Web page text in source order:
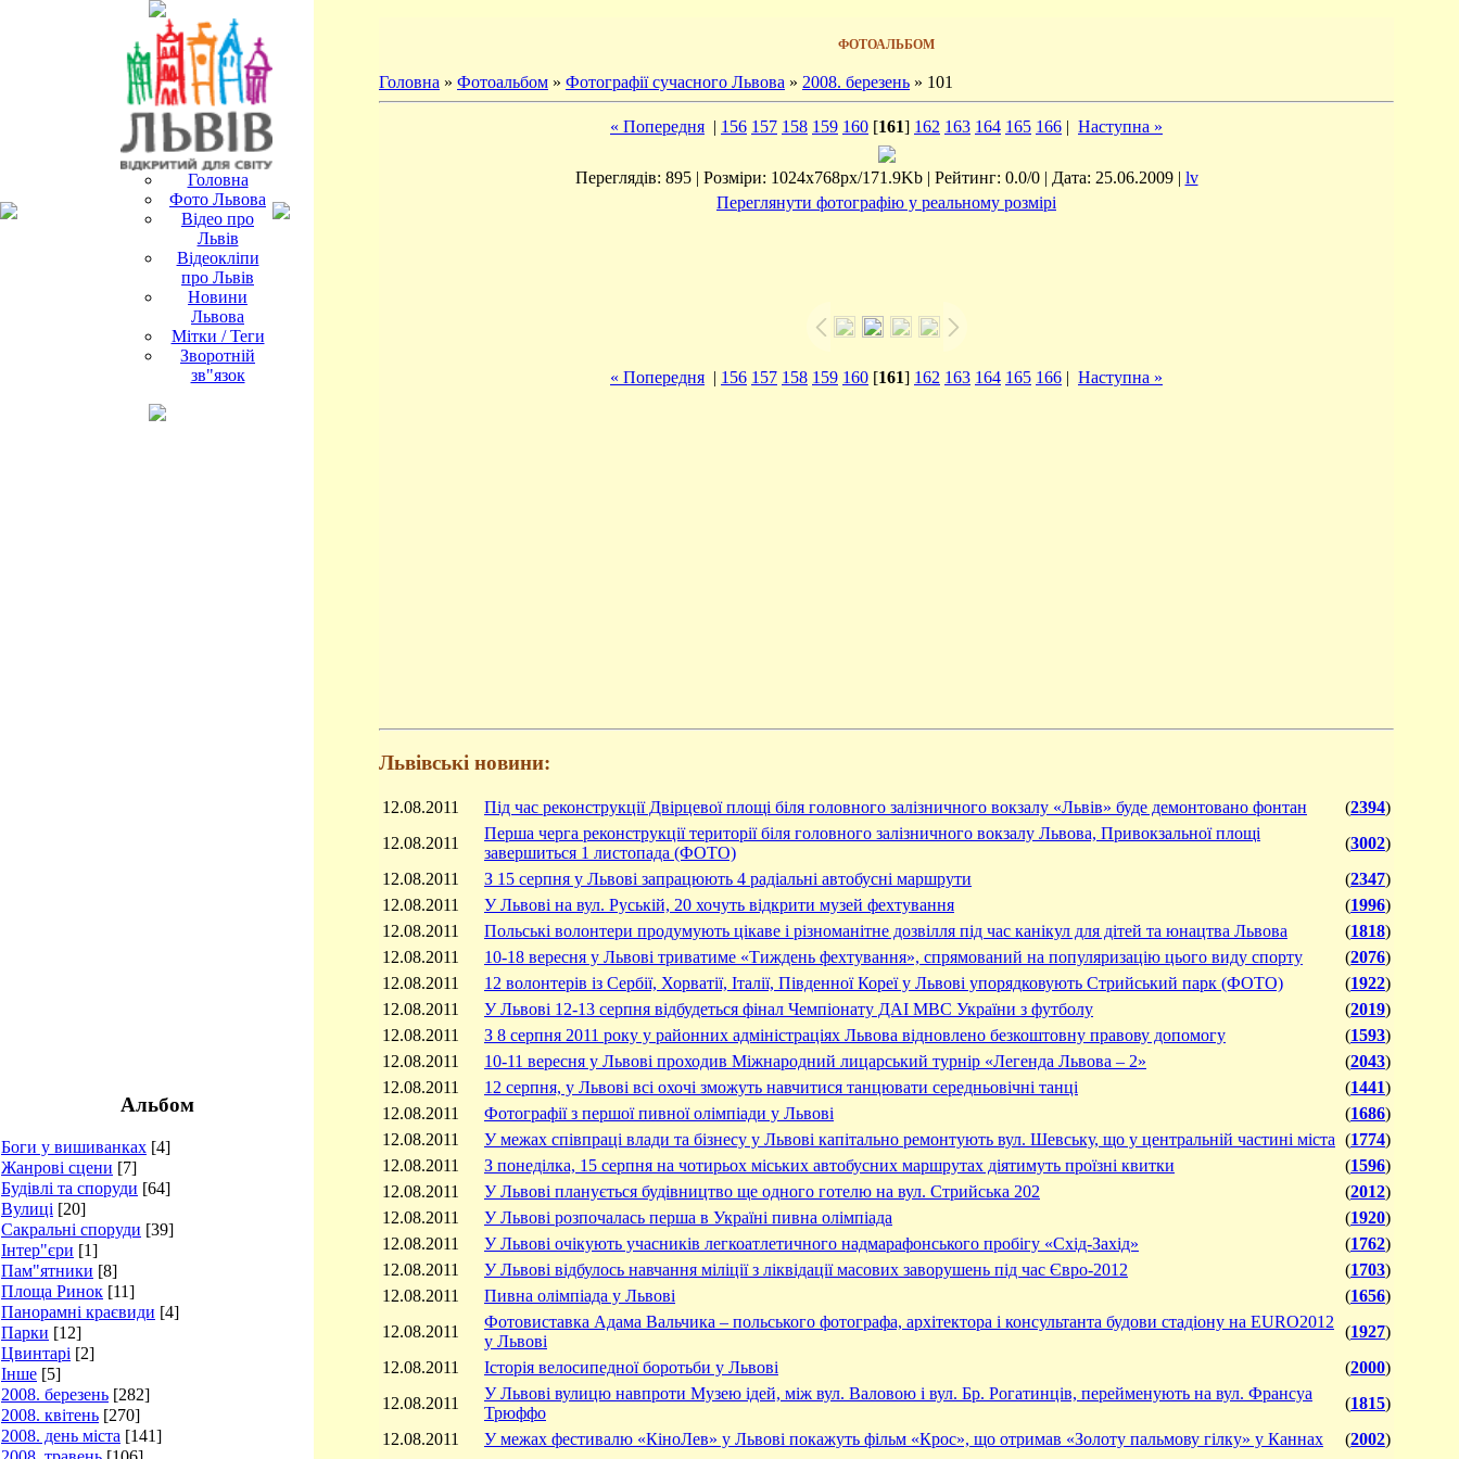
Головна
Фото Львова
Відео про
Львів
Відеокліпи
про Львів
Новини
Львова
Мітки / Теги
Зворотній
зв"язок
Альбом
Боги у вишиванках [4]
Жанрові сцени [7]
Будівлі та споруди [64]
Вулиці [20]
Сакральні споруди [39]
Інтер"єри [1]
Пам"ятники [8]
Площа Ринок [11]
Панорамні краєвиди [4]
Парки [12]
Цвинтарі [2]
Інше [5]
2008. березень [282]
2008. квітень [270]
2008. день міста [141]
ФОТОАЛЬБОМ
Головна » Фотоальбом » Фотографії сучасного Львова » 2008. березень » 101
« Попередня | 156 157 158 159 160 [161] 162 163 164 165 166 | Наступна »
Переглядів: 895 | Розміри: 1024x768px/171.9Kb | Рейтинг: 0.0/0 | Дата: 25.06.2009 | lv
Переглянути фотографію у реальному розмірі
« Попередня | 156 157 158 159 160 [161] 162 163 164 165 166 | Наступна »
Львівські новини:
12.08.2011 Під час реконструкції Двірцевої площі біля головного залізничного вокзалу «Львів» буде демонтовано фонтан (2394)
12.08.2011
Перша черга реконструкції території біля головного залізничного вокзалу Львова, Привокзальної площі
завершиться 1 листопада (ФОТО)
(3002)
12.08.2011
З 15 серпня у Львові запрацюють 4 радіальні автобусні маршрути (2347)
12.08.2011
У Львові на вул. Руській, 20 хочуть відкрити музей фехтування (1996)
12.08.2011
Польські волонтери продумують цікаве і різноманітне дозвілля під час канікул для дітей та юнацтва Львова (1818)
12.08.2011
10-18 вересня у Львові триватиме «Тиждень фехтування», спрямований на популяризацію цього виду спорту (2076)
12.08.2011
12 волонтерів із Сербії, Хорватії, Італії, Південної Кореї у Львові упорядковують Стрийський парк (ФОТО) (1922)
12.08.2011
У Львові 12-13 серпня відбудеться фінал Чемпіонату ДАІ МВС України з футболу (2019)
12.08.2011
З 8 серпня 2011 року у районних адміністраціях Львова відновлено безкоштовну правову допомогу (1593)
12.08.2011
10-11 вересня у Львові проходив Міжнародний лицарський турнір «Легенда Львова – 2» (2043)
12.08.2011
12 cерпня, у Львові всі охочі зможуть навчитися танцювати середньовічні танці (1441)
12.08.2011
Фотографії з першої пивної олімпіади у Львові (1686)
12.08.2011
У межах співпраці влади та бізнесу у Львові капітально ремонтують вул. Шевську, що у центральній частині міста (1774)
12.08.2011
З понеділка, 15 серпня на чотирьох міських автобусних маршрутах діятимуть проїзні квитки (1596)
12.08.2011
У Львові планується будівництво ще одного готелю на вул. Стрийська 202 (2012)
12.08.2011
У Львові розпочалась перша в Україні пивна олімпіада (1920)
12.08.2011
У Львові очікують учасників легкоатлетичного надмарафонського пробігу «Схід-Захід» (1762)
12.08.2011
У Львові відбулось навчання міліції з ліквідації масових заворушень під час Євро-2012 (1703)
12.08.2011
Пивна олімпіада у Львові (1656)
12.08.2011
Фотовиставка Адама Вальчика – польського фотографа, архітектора і консультанта будови стадіону на EURO2012
у Львові
(1927)
12.08.2011
Історія велосипедної боротьби у Львові (2000)
12.08.2011
У Львові вулицю навпроти Музею ідей, між вул. Валовою і вул. Бр. Рогатинців, перейменують на вул. Франсуа
Трюффо
(1815)
12.08.2011
У межах фестивалю «КіноЛев» у Львові покажуть фільм «Крос», що отримав «Золоту пальмову гілку» у Каннах (2002)